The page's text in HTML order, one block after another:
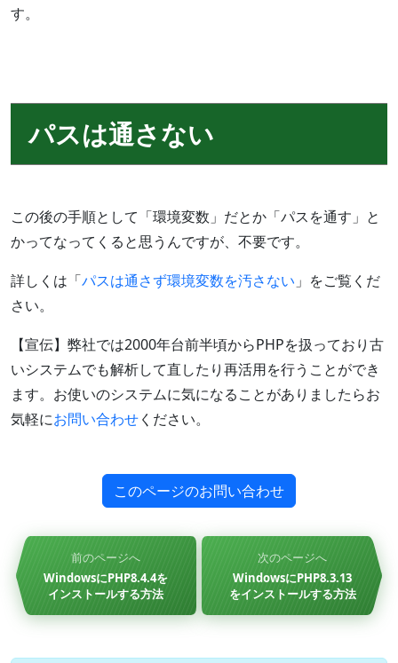
す。
パスは通さない
この後の手順として「環境変数」だとか「パスを通す」と
かってなってくると思うんですが、不要です。
詳しくは「パスは通さず環境変数を汚さない 」をご覧くだ
さい。
【宣伝】弊社では2000年台前半頃からPHPを扱っており古
いシステムでも解析して直したり再活用を行うことができ
ます。お使いのシステムに気になることがありましたらお
気軽にお問い合わせください。
このページのお問い合わせ
前のページへ
WindowsにPHP8.4.4を
インストールする方法
次のページへ
WindowsにPHP8.3.13
をインストールする方法